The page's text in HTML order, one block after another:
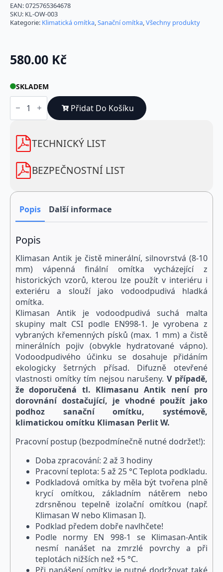
EAN:0725765364678
SKU: KL-OW-003
Kategorie: Klimatická omítka,Sanační omítka,Všechny produkty
580.00 Kč
SKLADEM
Klimasan
Antik
omítka
historické
objekty
hmotnost
25
kg
množství
Přidat Do Košíku
TECHNICKÝ LIST
BEZPEČNOSTNÍ LIST
Popis Další informace
Popis
Klimasan Antik je čistě minerální, silnovrstvá (8-10
mm) vápenná finální omítka vycházející z
historických vzorů, kterou lze použít v interiéru i
exteriéru a slouží jako vodoodpudivá hladká
omítka.
Klimasan Antik je vodoodpudivá suchá malta
skupiny malt CSI podle EN998-1. Je vyrobena z
vybraných křemenných písků (max. 1 mm) a čistě
minerálních pojiv (obvykle hydratované vápno).
Vodoodpudivého účinku se dosahuje přidáním
ekologicky šetrných přísad. Difuzně otevřené
vlastnosti omítky tím nejsou narušeny.V případě,
že doporučená tl. Klimasanu Antik není pro
dorovnání dostačující, je vhodné použít jako
podhoz sanační omítku, systémově,
klimatickou omítku Klimasan Perlit W.
Pracovní postup (bezpodmínečně nutné dodržet!):
Doba zpracování: 2 až 3 hodiny
Pracovní teplota: 5 až 25 °C Teplota podkladu.
Podkladová omítka by měla být tvořena plně
krycí omítkou, základním nátěrem nebo
zdrsněnou tepelně izolační omítkou (např.
Klimasan W nebo Klimasan I).
Podklad předem dobře navlhčete!
Podle normy EN 998-1 se Klimasan-Antik
nesmí nanášet na zmrzlé povrchy a při
teplotách nižších než +5 °C.